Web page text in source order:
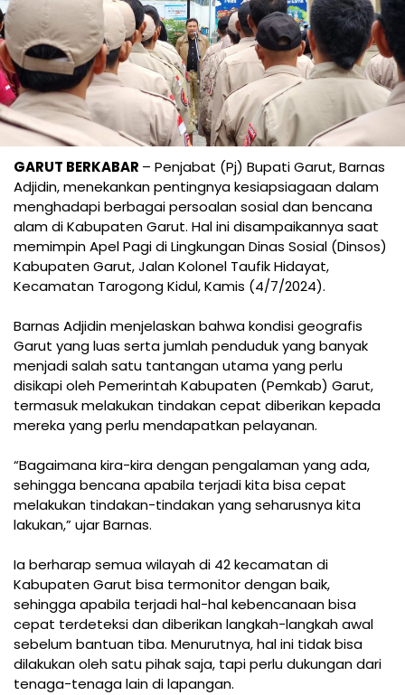
GARUT BERKABAR – Penjabat (Pj) Bupati Garut, Barnas
Adjidin, menekankan pentingnya kesiapsiagaan dalam
menghadapi berbagai persoalan sosial dan bencana
alam di Kabupaten Garut. Hal ini disampaikannya saat
memimpin Apel Pagi di Lingkungan Dinas Sosial (Dinsos)
Kabupaten Garut, Jalan Kolonel Taufik Hidayat,
Kecamatan Tarogong Kidul, Kamis (4/7/2024).
Barnas Adjidin menjelaskan bahwa kondisi geografis
Garut yang luas serta jumlah penduduk yang banyak
menjadi salah satu tantangan utama yang perlu
disikapi oleh Pemerintah Kabupaten (Pemkab) Garut,
termasuk melakukan tindakan cepat diberikan kepada
mereka yang perlu mendapatkan pelayanan.
“Bagaimana kira-kira dengan pengalaman yang ada,
sehingga bencana apabila terjadi kita bisa cepat
melakukan tindakan-tindakan yang seharusnya kita
lakukan,” ujar Barnas.
Ia berharap semua wilayah di 42 kecamatan di
Kabupaten Garut bisa termonitor dengan baik,
sehingga apabila terjadi hal-hal kebencanaan bisa
cepat terdeteksi dan diberikan langkah-langkah awal
sebelum bantuan tiba. Menurutnya, hal ini tidak bisa
dilakukan oleh satu pihak saja, tapi perlu dukungan dari
tenaga-tenaga lain di lapangan.